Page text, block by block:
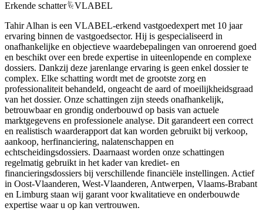
Erkende schatter
VLABEL
Tahir Alhan is een VLABEL-erkend vastgoedexpert met 10 jaar
ervaring binnen de vastgoedsector. Hij is gespecialiseerd in
onafhankelijke en objectieve waardebepalingen van onroerend goed
en beschikt over een brede expertise in uiteenlopende en complexe
dossiers. Dankzij deze jarenlange ervaring is geen enkel dossier te
complex. Elke schatting wordt met de grootste zorg en
professionaliteit behandeld, ongeacht de aard of moeilijkheidsgraad
van het dossier. Onze schattingen zijn steeds onafhankelijk,
betrouwbaar en grondig onderbouwd op basis van actuele
marktgegevens en professionele analyse. Dit garandeert een correct
en realistisch waarderapport dat kan worden gebruikt bij verkoop,
aankoop, herfinanciering, nalatenschappen en
echtscheidingsdossiers. Daarnaast worden onze schattingen
regelmatig gebruikt in het kader van krediet- en
financieringsdossiers bij verschillende financiële instellingen. Actief
in Oost-Vlaanderen, West-Vlaanderen, Antwerpen, Vlaams-Brabant
en Limburg staan wij garant voor kwalitatieve en onderbouwde
expertise waar u op kan vertrouwen.